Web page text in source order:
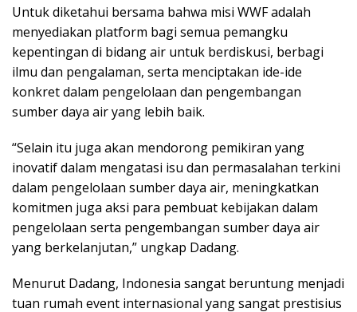
Untuk diketahui bersama bahwa misi WWF adalah
menyediakan platform bagi semua pemangku
kepentingan di bidang air untuk berdiskusi, berbagi
ilmu dan pengalaman, serta menciptakan ide-ide
konkret dalam pengelolaan dan pengembangan
sumber daya air yang lebih baik.
“Selain itu juga akan mendorong pemikiran yang
inovatif dalam mengatasi isu dan permasalahan terkini
dalam pengelolaan sumber daya air, meningkatkan
komitmen juga aksi para pembuat kebijakan dalam
pengelolaan serta pengembangan sumber daya air
yang berkelanjutan,” ungkap Dadang.
Menurut Dadang, Indonesia sangat beruntung menjadi
tuan rumah event internasional yang sangat prestisius